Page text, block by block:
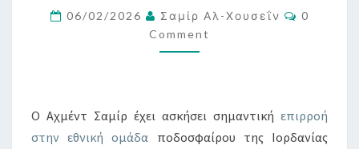
ΣΗΜΑΝΤΙΚΈΣ
ΕΜΦΑΝΊΣΕΙΣ,
ΣΥΝΕΙΣΦΟΡΈΣ
06/02/2026 Σαμίρ Αλ-Χουσεΐν
0
Comment
Ο Αχμέντ Σαμίρ έχει ασκήσει σημαντική επιρροή
στην εθνική ομάδα ποδοσφαίρου της Ιορδανίας